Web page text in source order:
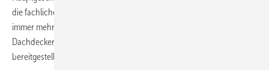
die fachliche Qualifikation sicher“, sagt er. „Umso erfreulicher ist, dass
immer mehr e-handwerkliche Betriebe mit den Kollegen aus dem
Dachdeckerbereich zusammenarbeiten und dafür auch auf das
bereitgestellte Material der Verbände zurückgreifen.“